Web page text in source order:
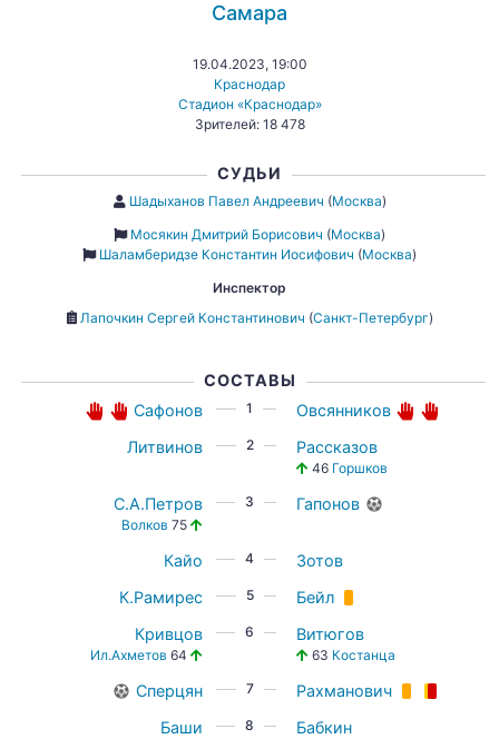
Самара
19.04.2023, 19:00
Краснодар
Стадион «Краснодар»
Зрителей: 18 478
СУДЬИ
Шадыханов Павел Андреевич (Москва)
Мосякин Дмитрий Борисович (Москва)
Шаламберидзе Константин Иосифович (Москва)
Инспектор
Лапочкин Сергей Константинович (Санкт-Петербург)
СОСТАВЫ
Сафонов
1
Овсянников
Литвинов
2 Рассказов
46 Горшков
С.А.Петров
Волков 75
3 Гапонов
Кайо 4
Зотов
К.Рамирес
5
Бейл
Кривцов
Ил.Ахметов 64
6 Витюгов
63 Костанца
Сперцян 7
Рахманович
Баши
8 Бабкин